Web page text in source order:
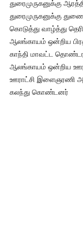
துரைமுருகனுக்கு
துரைமுருகனுக்கு
கொடுத்து வாழ்த்து
ஆலங்காயம் ஒன்றிய
காந்தி மாவட்ட
ஆலங்காயம் ஒன்றிய
ஊராட்சி இளைஞரணி
கலந்து கொண்டனர்